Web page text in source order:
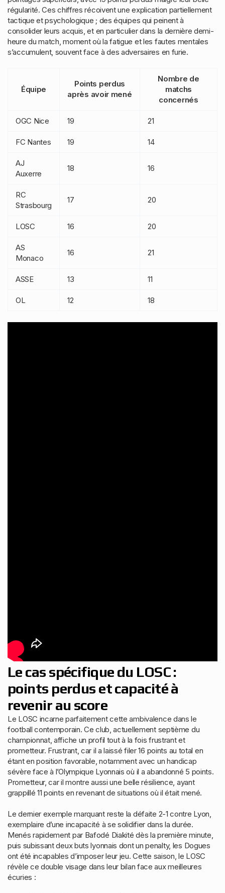
régularité. Ces chiffres récoivent une explication partiellement
tactique et psychologique ; des équipes qui peinent à
consolider leurs acquis, et en particulier dans la dernière demi-
heure du match, moment où la fatigue et les fautes mentales
s’accumulent, souvent face à des adversaires en furie.
Équipe
Points perdus
après avoir mené
Nombre de
matchs
concernés
OGC Nice 19 21
FC Nantes 19 14
AJ
Auxerre
18 16
RC
Strasbourg
17 20
LOSC 16 20
AS
Monaco
16 21
ASSE 13 11
OL 12 18
Le cas spécifique du LOSC :
points perdus et capacité à
revenir au score
Le LOSC incarne parfaitement cette ambivalence dans le
football contemporain. Ce club, actuellement septième du
championnat, affiche un profil tout à la fois frustrant et
prometteur. Frustrant, car il a laissé filer 16 points au total en
étant en position favorable, notamment avec un handicap
sévère face à l’Olympique Lyonnais où il a abandonné 5 points.
Prometteur, car il montre aussi une belle résilience, ayant
grappillé 11 points en revenant de situations où il était mené.
Le dernier exemple marquant reste la défaite 2-1 contre Lyon,
exemplaire d’une incapacité à se solidifier dans la durée.
Menés rapidement par Bafodé Diakité dès la première minute,
puis subissant deux buts lyonnais dont un penalty, les Dogues
ont été incapables d’imposer leur jeu. Cette saison, le LOSC
révèle ce double visage dans leur bilan face aux meilleures
écuries :